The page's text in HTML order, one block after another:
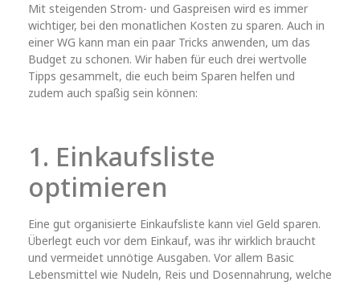
Mit steigenden Strom- und Gaspreisen wird es immer
wichtiger, bei den monatlichen Kosten zu sparen. Auch in
einer WG kann man ein paar Tricks anwenden, um das
Budget zu schonen. Wir haben für euch drei wertvolle
Tipps gesammelt, die euch beim Sparen helfen und
zudem auch spaßig sein können:
1. Einkaufsliste
optimieren
Eine gut organisierte Einkaufsliste kann viel Geld sparen.
Überlegt euch vor dem Einkauf, was ihr wirklich braucht
und vermeidet unnötige Ausgaben. Vor allem Basic
Lebensmittel wie Nudeln, Reis und Dosennahrung, welche